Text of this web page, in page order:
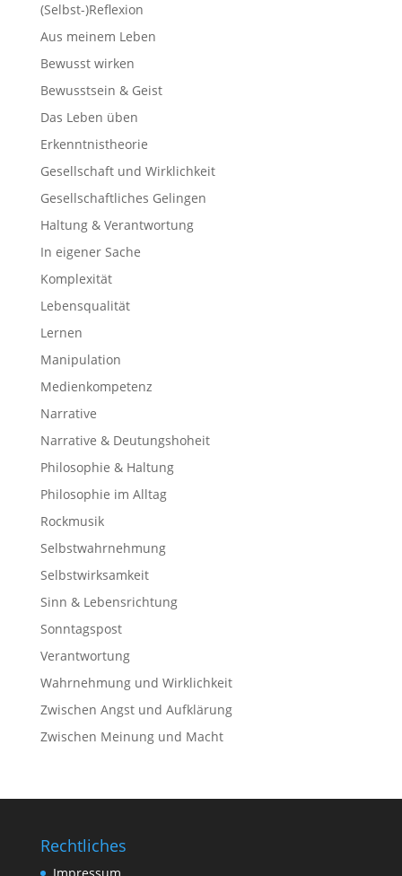
(Selbst-)Reflexion
Aus meinem Leben
Bewusst wirken
Bewusstsein & Geist
Das Leben üben
Erkenntnistheorie
Gesellschaft und Wirklichkeit
Gesellschaftliches Gelingen
Haltung & Verantwortung
In eigener Sache
Komplexität
Lebensqualität
Lernen
Manipulation
Medienkompetenz
Narrative
Narrative & Deutungshoheit
Philosophie & Haltung
Philosophie im Alltag
Rockmusik
Selbstwahrnehmung
Selbstwirksamkeit
Sinn & Lebensrichtung
Sonntagspost
Verantwortung
Wahrnehmung und Wirklichkeit
Zwischen Angst und Aufklärung
Zwischen Meinung und Macht
Rechtliches